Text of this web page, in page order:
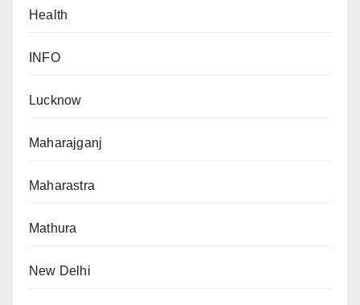
Health
INFO
Lucknow
Maharajganj
Maharastra
Mathura
New Delhi